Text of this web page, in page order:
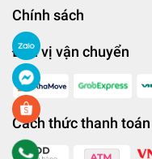
Chính sách
Đơn vị vận chuyển
Cách thức thanh toán